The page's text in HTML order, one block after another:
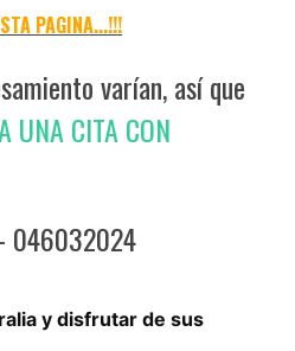
PAGINA...!!!
varían, así que
UNA CITA CON
046032024
y disfrutar de sus